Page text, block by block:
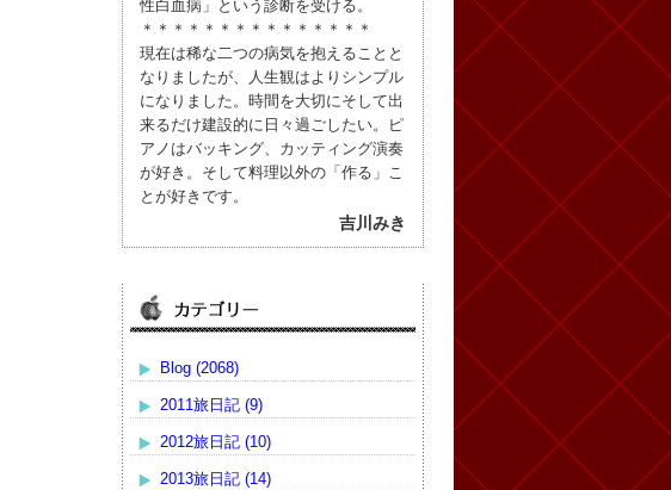
性白血病」という診断を受ける。
＊＊＊＊＊＊＊＊＊＊＊＊＊＊＊
現在は稀な二つの病気を抱えることと
なりましたが、人生観はよりシンプル
になりました。時間を大切にそして出
来るだけ建設的に日々過ごしたい。ピ
アノはバッキング、カッティング演奏
が好き。そして料理以外の「作る」こ
とが好きです。
吉川みき
Blog (2068)
2011旅日記 (9)
2012旅日記 (10)
2013旅日記 (14)